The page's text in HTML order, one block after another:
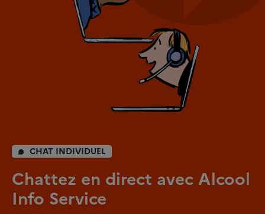
CHAT INDIVIDUEL
Chattez en direct avec Alcool
Info Service